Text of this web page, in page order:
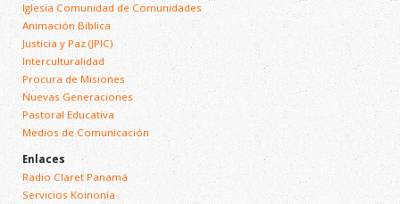
Iglesia Comunidad de Comunidades
Animación Bíblica
Justicia y Paz (JPIC)
Interculturalidad
Procura de Misiones
Nuevas Generaciones
Pastoral Educativa
Medios de Comunicación
Enlaces
Radio Claret Panamá
Servicios Koinonía